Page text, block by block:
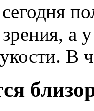
сегодня
а
В